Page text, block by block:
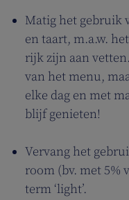
Matig het gebruik
en taart, m.a.w.
rijk zijn aan
van het menu,
elke dag en met
blijf genieten!
Vervang het
room (bv. met 5%
term ‘light’.